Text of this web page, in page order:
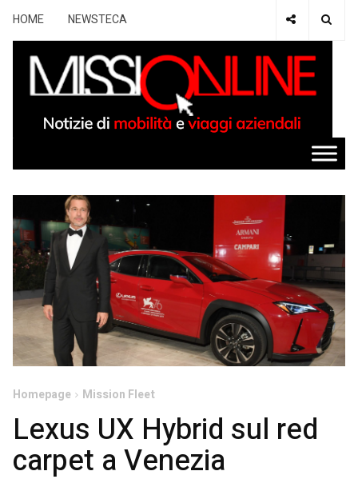
HOME NEWSTECA
Homepage Mission Fleet
Lexus UX Hybrid sul red
carpet a Venezia